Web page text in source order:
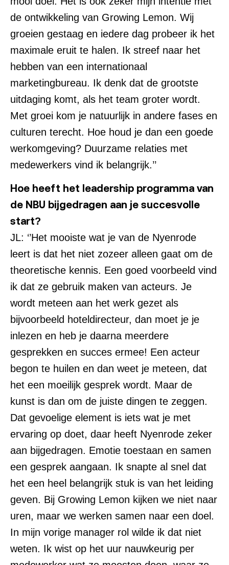
de ontwikkeling van Growing Lemon. Wij
groeien gestaag en iedere dag probeer ik het
maximale eruit te halen. Ik streef naar het
hebben van een internationaal
marketingbureau. Ik denk dat de grootste
uitdaging komt, als het team groter wordt.
Met groei kom je natuurlijk in andere fases en
culturen terecht. Hoe houd je dan een goede
werkomgeving? Duurzame relaties met
medewerkers vind ik belangrijk.’’
Hoe heeft het leadership programma van
de NBU bijgedragen aan je succesvolle
start?
JL: ‘’Het mooiste wat je van de Nyenrode
leert is dat het niet zozeer alleen gaat om de
theoretische kennis. Een goed voorbeeld vind
ik dat ze gebruik maken van acteurs. Je
wordt meteen aan het werk gezet als
bijvoorbeeld hoteldirecteur, dan moet je je
inlezen en heb je daarna meerdere
gesprekken en succes ermee! Een acteur
begon te huilen en dan weet je meteen, dat
het een moeilijk gesprek wordt. Maar de
kunst is dan om de juiste dingen te zeggen.
Dat gevoelige element is iets wat je met
ervaring op doet, daar heeft Nyenrode zeker
aan bijgedragen. Emotie toestaan en samen
een gesprek aangaan. Ik snapte al snel dat
het een heel belangrijk stuk is van het leiding
geven. Bij Growing Lemon kijken we niet naar
uren, maar we werken samen naar een doel.
In mijn vorige manager rol wilde ik dat niet
weten. Ik wist op het uur nauwkeurig per